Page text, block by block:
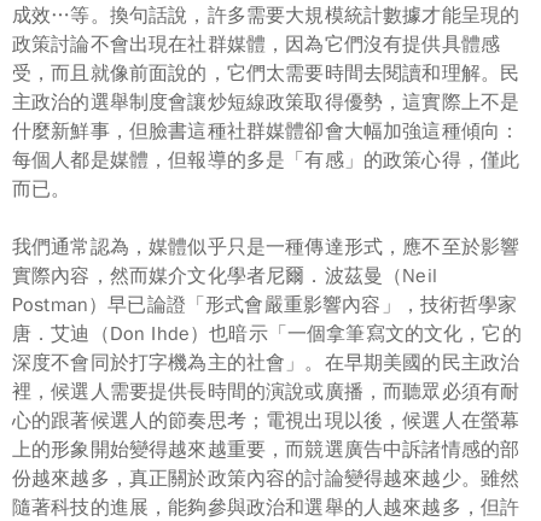
成效…等。換句話說，許多需要大規模統計數據才能呈現的
政策討論不會出現在社群媒體，因為它們沒有提供具體感
受，而且就像前面說的，它們太需要時間去閱讀和理解。民
主政治的選舉制度會讓炒短線政策取得優勢，這實際上不是
什麼新鮮事，但臉書這種社群媒體卻會大幅加強這種傾向：
每個人都是媒體，但報導的多是「有感」的政策心得，僅此
而已。
我們通常認為，媒體似乎只是一種傳達形式，應不至於影響
實際內容，然而媒介文化學者尼爾．波茲曼（Neil
Postman）早已論證「形式會嚴重影響內容」，技術哲學家
唐．艾迪（Don Ihde）也暗示「一個拿筆寫文的文化，它的
深度不會同於打字機為主的社會」。在早期美國的民主政治
裡，候選人需要提供長時間的演說或廣播，而聽眾必須有耐
心的跟著候選人的節奏思考；電視出現以後，候選人在螢幕
上的形象開始變得越來越重要，而競選廣告中訴諸情感的部
份越來越多，真正關於政策內容的討論變得越來越少。雖然
隨著科技的進展，能夠參與政治和選舉的人越來越多，但許